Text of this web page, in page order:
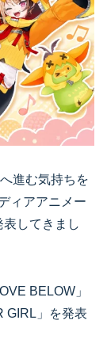
進む気持ちを
ィアアニメー
してきまし
BELOW」
GIRL」を発表